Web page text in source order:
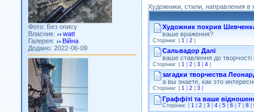
Фото: Без опису
Власник:
watt
Галерея:
Війна
Додано: 2022-06-09
Художники, стили, направления в
Художник покрив
ваше враження?
Сторінки: | 1 2
Сальвадор Далі
ваше ставлення до творчості
Сторінки: | 1 2 3 4
загадки творчества
а вы знаете, как это
Сторінки: | 1 2 3
Граффіті та ваше
Сторінки: | 1 2 3 4 5 6 7 8